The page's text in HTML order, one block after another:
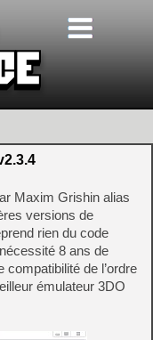
Maxim Grishin alias
versions de
rien du code
8 ans de
de l’ordre
émulateur 3DO